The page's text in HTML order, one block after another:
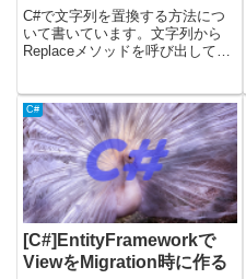
C#で文字列を置換する方法につ
いて書いています。文字列から
Replaceメソッドを呼び出して使
は、.Netのバージョン6(C#のバー
ジョン10)で確認しました。
Replaceメソッド...
C#
[C#]EntityFrameworkで
ViewをMigration時に作る